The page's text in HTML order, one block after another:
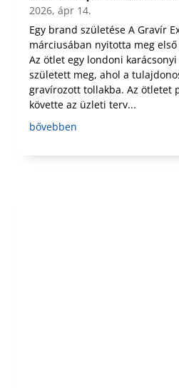
2026, ápr 14.
Egy brand születése A Gravír
márciusában nyitotta meg
Az ötlet egy londoni
született meg, ahol a
gravírozott tollakba. Az ötletet
követte az üzleti terv...
bővebben